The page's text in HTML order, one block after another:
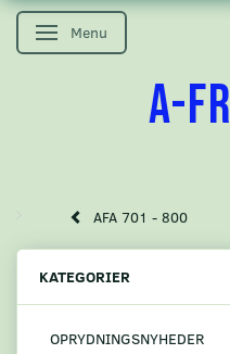
Skifte navigation
Menu
A-
AFA 701 - 800
KATEGORIER
OPRYDNINGSNYHEDER